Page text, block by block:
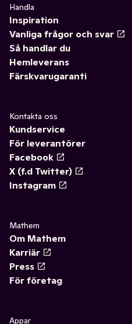
Handla
Inspiration
Vanliga frågor och svar
Så handlar du
Hemleverans
Färskvarugaranti
Kontakta oss
Kundservice
För leverantörer
Facebook
X (f.d Twitter)
Instagram
Mathem
Om Mathem
Karriär
Press
För företag
Appar